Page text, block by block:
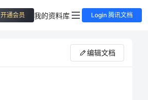
开通会员 我的资料库 Login 腾讯文档
编辑文档